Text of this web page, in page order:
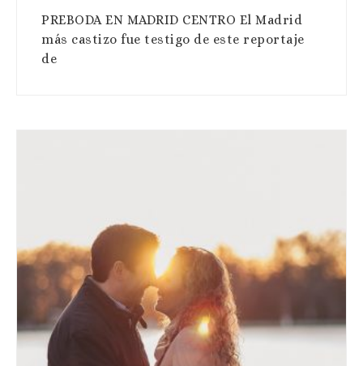
PREBODA EN MADRID CENTRO El Madrid
más castizo fue testigo de este reportaje
de